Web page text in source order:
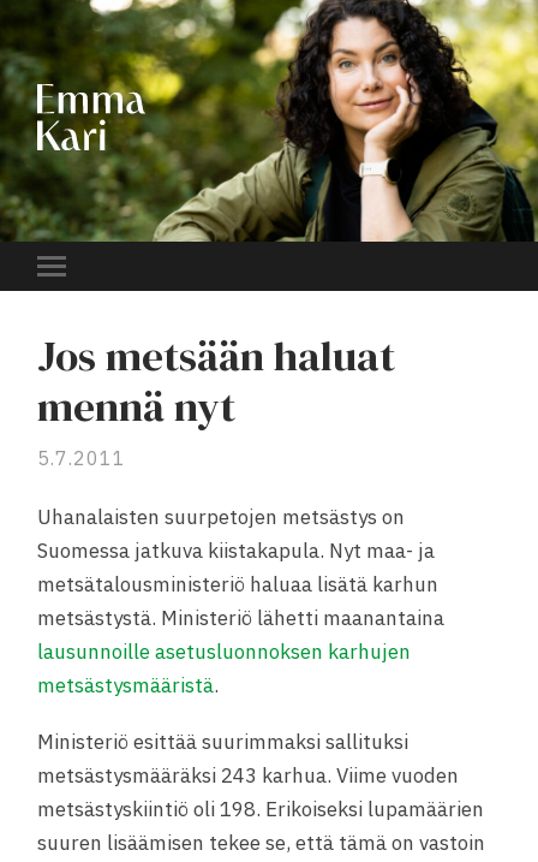
EMMA
KARI
Toggle
Jos metsään haluat
mennä nyt
5.7.2011
Uhanalaisten suurpetojen metsästys on
Suomessa jatkuva kiistakapula. Nyt maa- ja
metsätalousministeriö haluaa lisätä karhun
metsästystä. Ministeriö lähetti maanantaina
lausunnoille asetusluonnoksen karhujen
metsästysmääristä.
Ministeriö esittää suurimmaksi sallituksi
metsästysmääräksi 243 karhua. Viime vuoden
metsästyskiintiö oli 198. Erikoiseksi lupamäärien
suuren lisäämisen tekee se, että tämä on vastoin